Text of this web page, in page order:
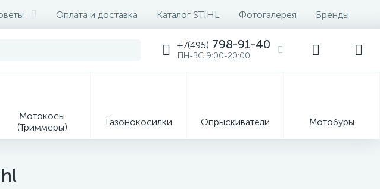
Оплата и доставка Каталог STIHL Фотогалерея Бренды
+7(495) 798-91-40
ПН-ВС 9:00-20:00
Мотокосы
(Триммеры)
Газонокосилки Опрыскиватели Мотобуры
Средства